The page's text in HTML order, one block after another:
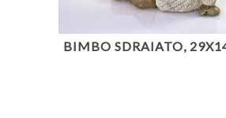
BIMBO SDRAIATO,